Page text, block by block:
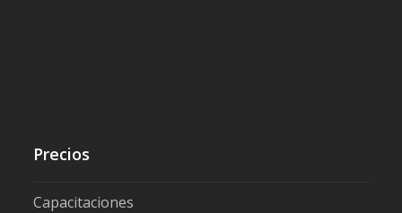
Precios
Capacitaciones